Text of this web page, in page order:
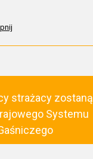
strażacy zostaną
Systemu